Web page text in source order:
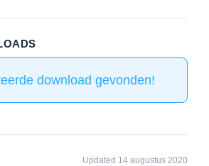
download gevonden!
Updated 14 augustus 2020